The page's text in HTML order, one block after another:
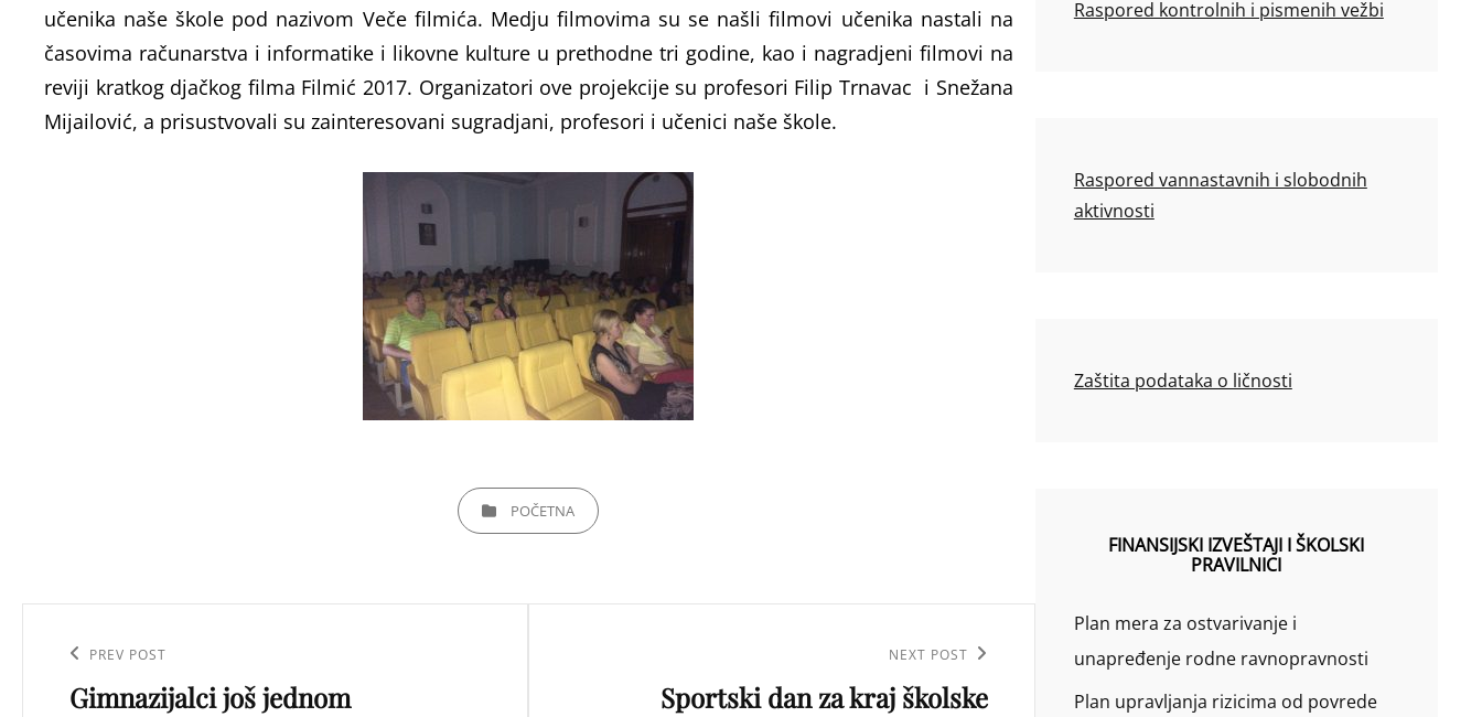
učenika naše škole pod nazivom Veče filmića. Medju filmovima su se našli filmovi učenika nastali na
časovima računarstva i informatike i likovne kulture u prethodne tri godine, kao i nagradjeni filmovi na
reviji kratkog djačkog filma Filmić 2017. Organizatori ove projekcije su profesori Filip Trnavac i Snežana
Mijailović, a prisustvovali su zainteresovani sugradjani, profesori i učenici naše škole.
CATEGORIESPOČETNA
чланка
Previous
Post
PREV POST
Gimnazijalci još jednom
NEXT POST
Sportski dan za kraj školske
Raspored kontrolnih i pismenih vežbi
Raspored vannastavnih i slobodnih
aktivnosti
Zaštita podataka o ličnosti
FINANSIJSKI IZVEŠTAJI I ŠKOLSKI
PRAVILNICI
Plan mera za ostvarivanje i
unapređenje rodne ravnopravnosti
Plan upravljanja rizicima od povrede